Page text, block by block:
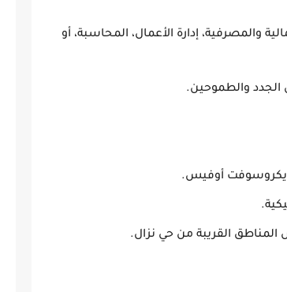
والمصرفية، إدارة الأعمال، المحاسبة، أو
الجدد والطموحين.
أوفيس.
القريبة من حي نزال.